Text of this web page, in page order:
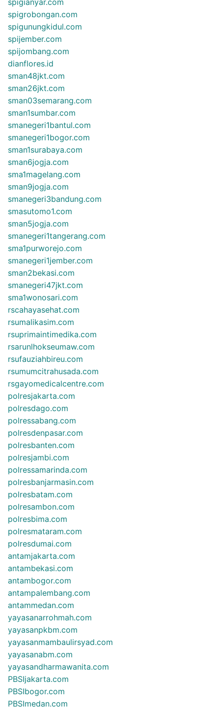
spigrobongan.com
spigunungkidul.com
spijember.com
spijombang.com
dianflores.id
sman48jkt.com
sman26jkt.com
sman03semarang.com
sman1sumbar.com
smanegeri1bantul.com
smanegeri1bogor.com
sman1surabaya.com
sman6jogja.com
sma1magelang.com
sman9jogja.com
smanegeri3bandung.com
smasutomo1.com
sman5jogja.com
smanegeri1tangerang.com
sma1purworejo.com
smanegeri1jember.com
sman2bekasi.com
smanegeri47jkt.com
sma1wonosari.com
rscahayasehat.com
rsumalikasim.com
rsuprimaintimedika.com
rsarunlhokseumaw.com
rsufauziahbireu.com
rsumumcitrahusada.com
rsgayomedicalcentre.com
polresjakarta.com
polresdago.com
polressabang.com
polresdenpasar.com
polresbanten.com
polresjambi.com
polressamarinda.com
polresbanjarmasin.com
polresbatam.com
polresambon.com
polresbima.com
polresmataram.com
polresdumai.com
antamjakarta.com
antambekasi.com
antambogor.com
antampalembang.com
antammedan.com
yayasanarrohmah.com
yayasanpkbm.com
yayasanmambaulirsyad.com
yayasanabm.com
yayasandharmawanita.com
PBSIjakarta.com
PBSIbogor.com
PBSImedan.com